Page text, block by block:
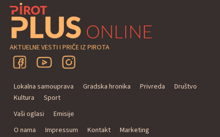
AKTUELNE VESTI I PRIČE IZ PIROTA
Lokalna samouprava Gradska hronika Privreda
Društvo
Kultura
Sport
Vaši oglasi
Emisije
O nama
Impressum Kontakt Marketing